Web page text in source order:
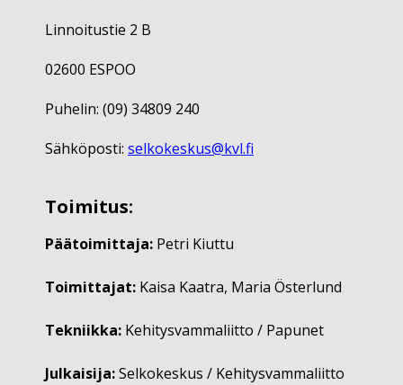
Linnoitustie 2 B
02600 ESPOO
Puhelin: (09) 34809 240
Sähköposti: selkokeskus@kvl.fi
Toimitus:
Päätoimittaja: Petri Kiuttu
Toimittajat: Kaisa Kaatra, Maria Österlund
Tekniikka: Kehitysvammaliitto / Papunet
Julkaisija:Selkokeskus / Kehitysvammaliitto